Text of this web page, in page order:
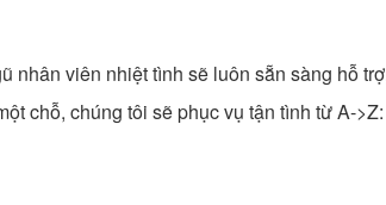
nhân viên nhiệt tình sẽ luôn sẵn sàng hỗ
chỗ, chúng tôi sẽ phục vụ tận tình từ A->Z: